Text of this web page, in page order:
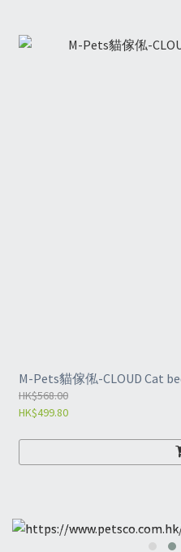
M-Pets貓傢俬-CLOUD Cat
HK$568.00
HK$499.80